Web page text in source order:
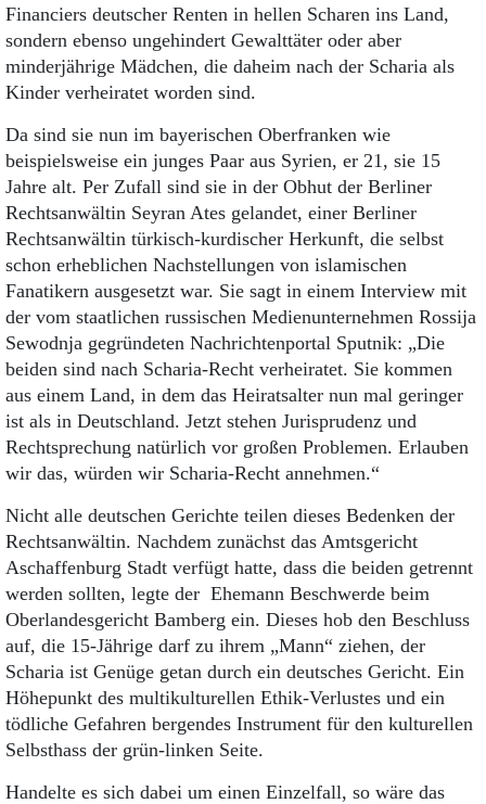
Financiers deutscher Renten in hellen Scharen ins Land,
sondern ebenso ungehindert Gewalttäter oder aber
minderjährige Mädchen, die daheim nach der Scharia als
Kinder verheiratet worden sind.
Da sind sie nun im bayerischen Oberfranken wie
beispielsweise ein junges Paar aus Syrien, er 21, sie 15
Jahre alt. Per Zufall sind sie in der Obhut der Berliner
Rechtsanwältin Seyran Ates gelandet, einer Berliner
Rechtsanwältin türkisch-kurdischer Herkunft, die selbst
schon erheblichen Nachstellungen von islamischen
Fanatikern ausgesetzt war. Sie sagt in einem Interview mit
der vom staatlichen russischen Medienunternehmen Rossija
Sewodnja gegründeten Nachrichtenportal Sputnik: „Die
beiden sind nach Scharia-Recht verheiratet. Sie kommen
aus einem Land, in dem das Heiratsalter nun mal geringer
ist als in Deutschland. Jetzt stehen Jurisprudenz und
Rechtsprechung natürlich vor großen Problemen. Erlauben
wir das, würden wir Scharia-Recht annehmen.“
Nicht alle deutschen Gerichte teilen dieses Bedenken der
Rechtsanwältin. Nachdem zunächst das Amtsgericht
Aschaffenburg Stadt verfügt hatte, dass die beiden getrennt
werden sollten, legte der Ehemann Beschwerde beim
Oberlandesgericht Bamberg ein. Dieses hob den Beschluss
auf, die 15-Jährige darf zu ihrem „Mann“ ziehen, der
Scharia ist Genüge getan durch ein deutsches Gericht. Ein
Höhepunkt des multikulturellen Ethik-Verlustes und ein
tödliche Gefahren bergendes Instrument für den kulturellen
Selbsthass der grün-linken Seite.
Handelte es sich dabei um einen Einzelfall, so wäre das